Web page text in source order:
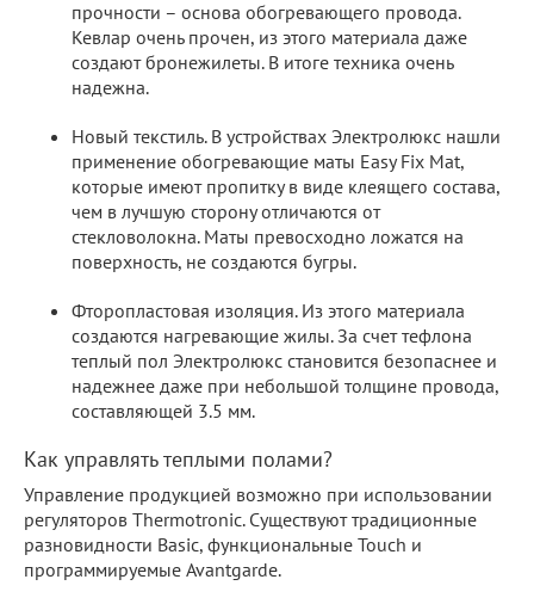
прочности – основа обогревающего провода.
Кевлар очень прочен, из этого материала даже
создают бронежилеты. В итоге техника очень
надежна.
Новый текстиль. В устройствах Электролюкс нашли
применение обогревающие маты Easy Fix Mat,
которые имеют пропитку в виде клеящего состава,
чем в лучшую сторону отличаются от
стекловолокна. Маты превосходно ложатся на
поверхность, не создаются бугры.
Фторопластовая изоляция. Из этого материала
создаются нагревающие жилы. За счет тефлона
теплый пол Электролюкс становится безопаснее и
надежнее даже при небольшой толщине провода,
составляющей 3.5 мм.
Как управлять теплыми полами?
Управление продукцией возможно при использовании
регуляторов Thermotronic. Существуют традиционные
разновидности Basic, функциональные Touch и
программируемые Avantgarde.